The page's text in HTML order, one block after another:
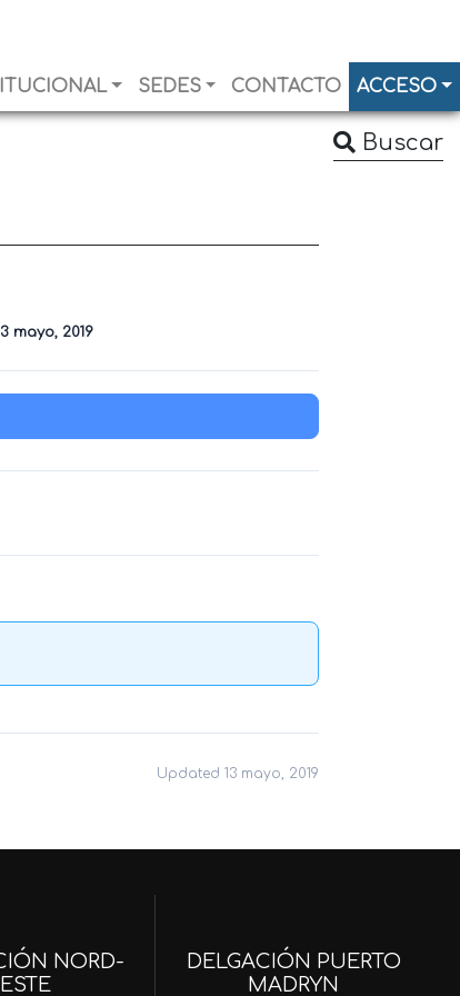
SEDES CONTACTO ACCESO
Buscar
mayo, 2019
Updated 13 mayo, 2019
NORD-
DELGACIÓN PUERTO
MADRYN